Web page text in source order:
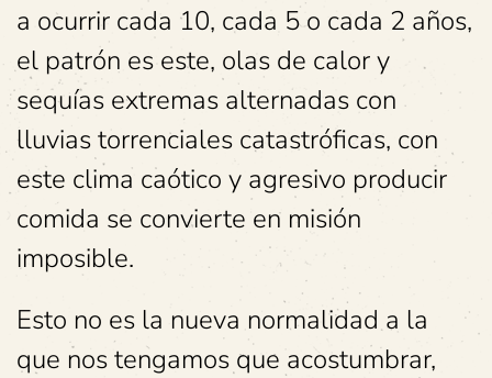
a ocurrir cada 10, cada 5 o cada 2 años,
el patrón es este, olas de calor y
sequías extremas alternadas con
lluvias torrenciales catastróficas, con
este clima caótico y agresivo producir
comida se convierte en misión
imposible.
Esto no es la nueva normalidad a la
que nos tengamos que acostumbrar,